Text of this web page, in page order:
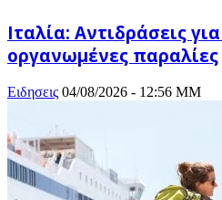
Ιταλία: Αντιδράσεις
οργανωμένες παραλίες
Ειδησεις 04/08/2026 - 12:56 ΜΜ